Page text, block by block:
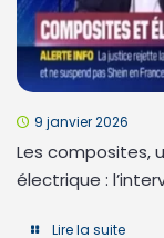
9 janvier 2026
Les composites,
électrique :
Lire la suite